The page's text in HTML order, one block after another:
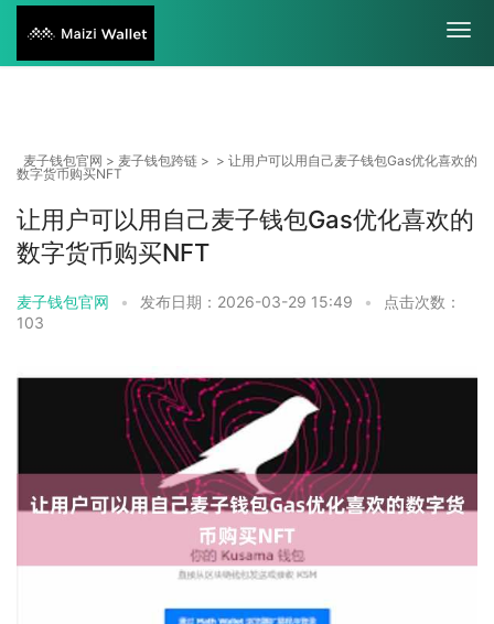
麦子钱包官网 > 麦子钱包跨链 > > 让用户可以用自己麦子钱包Gas优化喜欢的
数字货币购买NFT
让用户可以用自己麦子钱包Gas优化喜欢的
数字货币购买NFT
麦子钱包官网 • 发布日期：2026-03-29 15:49 •
点击次数：
103